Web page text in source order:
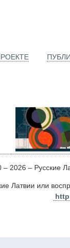
– 2026 – Русские
Латвии или